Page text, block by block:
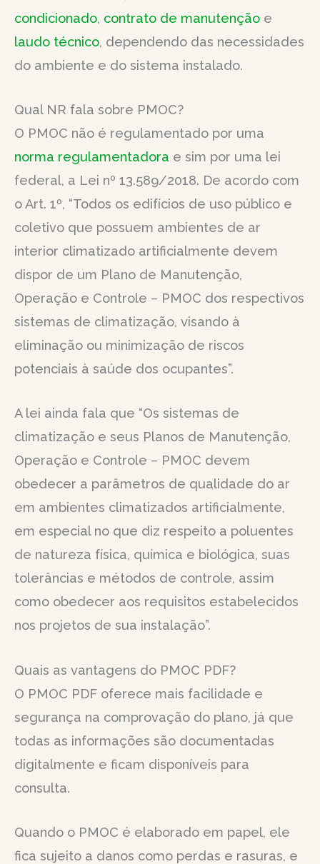
condicionado, contrato de manutenção e
laudo técnico, dependendo das necessidades
do ambiente e do sistema instalado.
Qual NR fala sobre PMOC?
O PMOC não é regulamentado por uma
norma regulamentadora e sim por uma lei
federal, a Lei nº 13.589/2018. De acordo com
o Art. 1º, “Todos os edifícios de uso público e
coletivo que possuem ambientes de ar
interior climatizado artificialmente devem
dispor de um Plano de Manutenção,
Operação e Controle – PMOC dos respectivos
sistemas de climatização, visando à
eliminação ou minimização de riscos
potenciais à saúde dos ocupantes”.
A lei ainda fala que “Os sistemas de
climatização e seus Planos de Manutenção,
Operação e Controle – PMOC devem
obedecer a parâmetros de qualidade do ar
em ambientes climatizados artificialmente,
em especial no que diz respeito a poluentes
de natureza física, química e biológica, suas
tolerâncias e métodos de controle, assim
como obedecer aos requisitos estabelecidos
nos projetos de sua instalação”.
Quais as vantagens do PMOC PDF?
O PMOC PDF oferece mais facilidade e
segurança na comprovação do plano, já que
todas as informações são documentadas
digitalmente e ficam disponíveis para
consulta.
Quando o PMOC é elaborado em papel, ele
fica sujeito a danos como perdas e rasuras, e